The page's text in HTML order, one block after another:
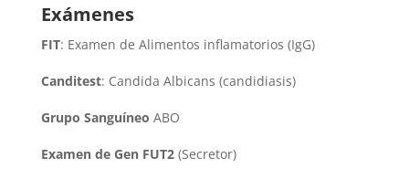
Exámenes
FIT: Examen de Alimentos inflamatorios (IgG)
Canditest: Candida Albicans (candidiasis)
Grupo Sanguíneo ABO
Examen de Gen FUT2(Secretor)